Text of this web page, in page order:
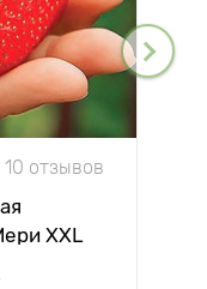
10 отзывов
XXL